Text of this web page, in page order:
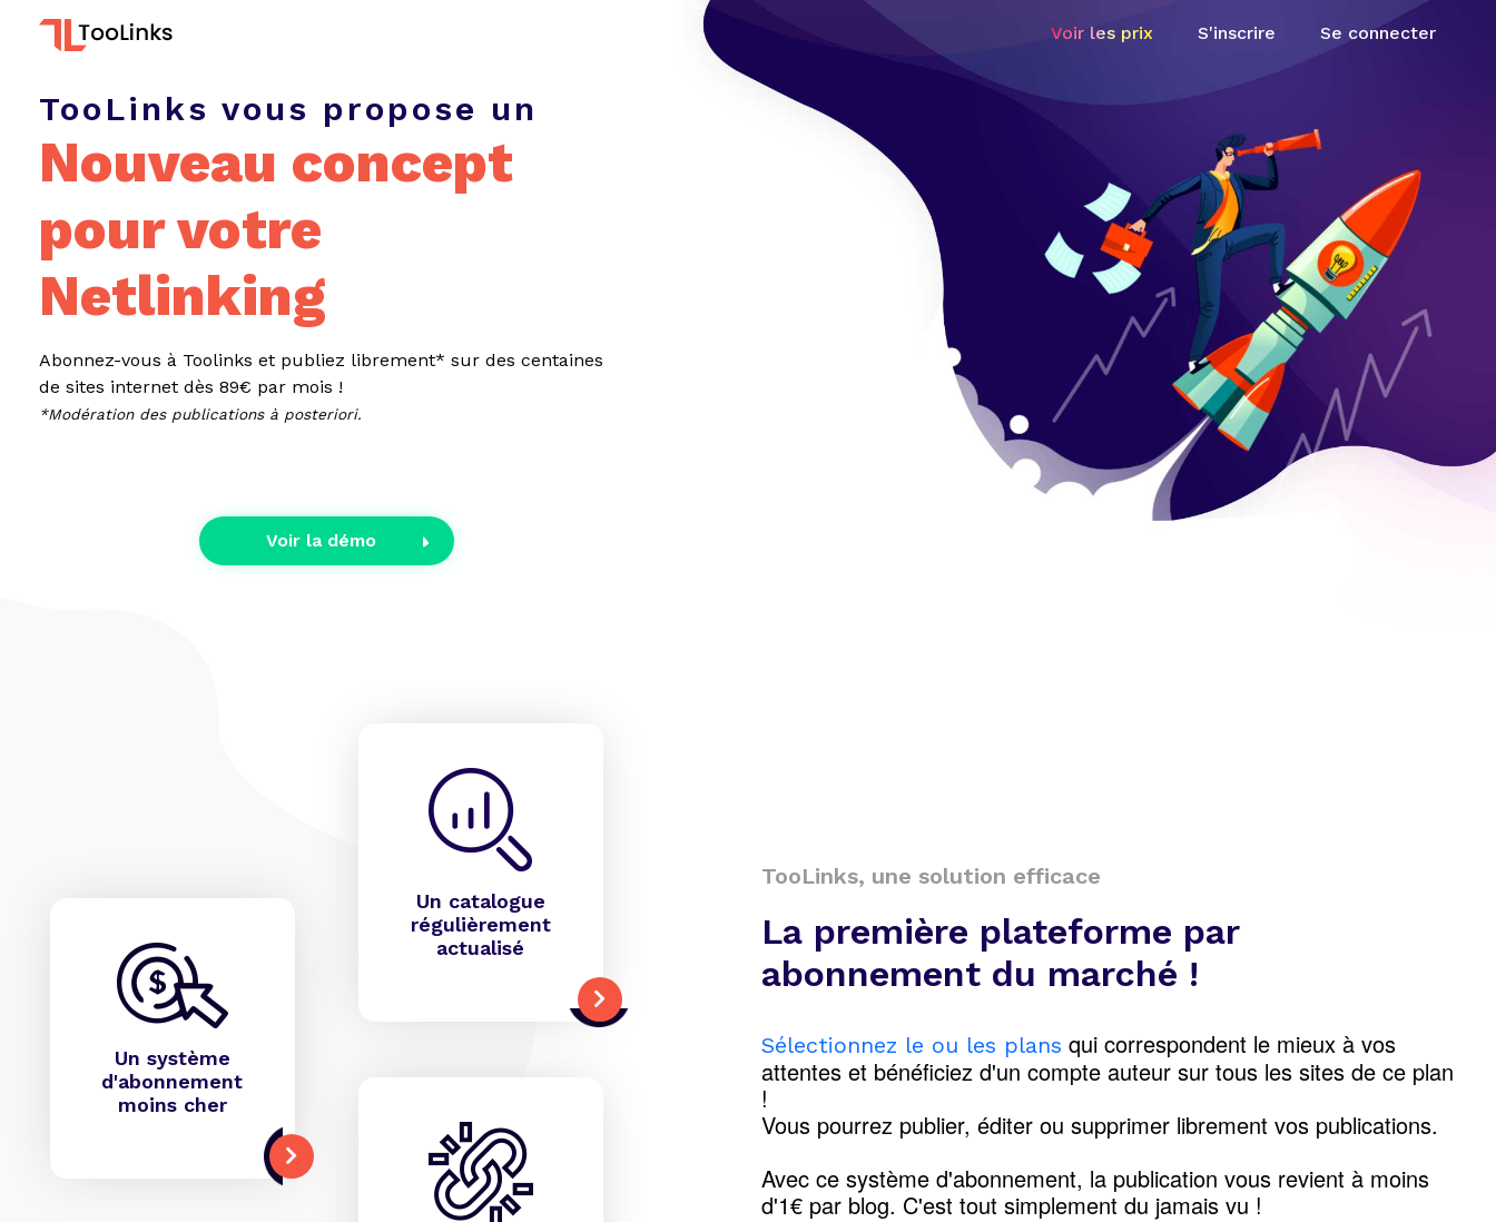
Voir les prix S'inscrire Se connecter
TooLinks vous propose un
Nouveau concept
pour votre
Netlinking
Abonnez-vous à Toolinks et publiez librement* sur des centaines
de sites internet dès 89€ par mois !
*Modération des publications à posteriori.
Voir la démo
Un système
d'abonnement
moins cher
Un catalogue
régulièrement
actualisé
TooLinks, une solution efficace
La première plateforme par
abonnement du marché !
Sélectionnez le ou les plans qui correspondent le mieux à vos
attentes et bénéficiez d'un compte auteur sur tous les sites de ce plan
!
Vous pourrez publier, éditer ou supprimer librement vos publications.
Avec ce système d'abonnement, la publication vous revient à moins
d'1€ par blog. C'est tout simplement du jamais vu !